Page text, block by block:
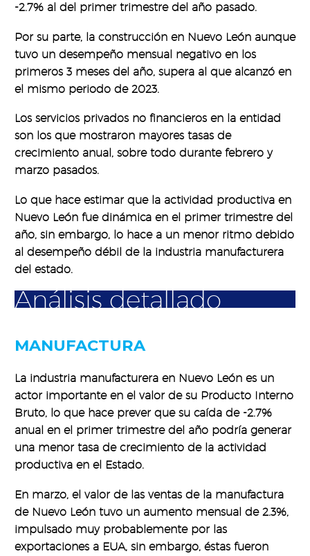
-2.7% al del primer trimestre del año pasado.
Por su parte, la construcción en Nuevo León aunque
tuvo un desempeño mensual negativo en los
primeros 3 meses del año, supera al que alcanzó en
el mismo periodo de 2023.
Los servicios privados no financieros en la entidad
son los que mostraron mayores tasas de
crecimiento anual, sobre todo durante febrero y
marzo pasados.
Lo que hace estimar que la actividad productiva en
Nuevo León fue dinámica en el primer trimestre del
año, sin embargo, lo hace a un menor ritmo debido
al desempeño débil de la industria manufacturera
del estado.
Análisis detallado
MANUFACTURA
La industria manufacturera en Nuevo León es un
actor importante en el valor de su Producto Interno
Bruto, lo que hace prever que su caída de -2.7%
anual en el primer trimestre del año podría generar
una menor tasa de crecimiento de la actividad
productiva en el Estado.
En marzo, el valor de las ventas de la manufactura
de Nuevo León tuvo un aumento mensual de 2.3%,
impulsado muy probablemente por las
exportaciones a EUA, sin embargo, éstas fueron